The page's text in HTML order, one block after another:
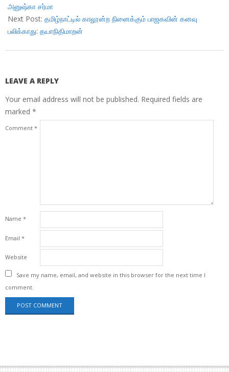
26
அனுஷ்கா சர்மா
Next Post: தமிழ்நாட்டில் காலூன்ற நினைக்கும் பாஜகவின் கனவு
பலிக்காது: தயாநிதிமாறன்
LEAVE A REPLY
Your email address will not be published. Required fields are
marked *
Comment *
Name *
Email *
Website
Save my name, email, and website in this browser for the next time I
comment.